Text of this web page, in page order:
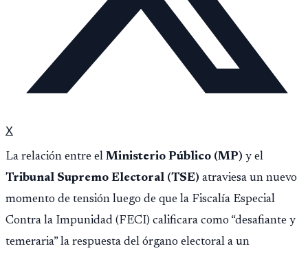
X
La relación entre el Ministerio Público (MP) y el
Tribunal Supremo Electoral (TSE) atraviesa un nuevo
momento de tensión luego de que la Fiscalía Especial
Contra la Impunidad (FECI) calificara como “desafiante y
temeraria” la respuesta del órgano electoral a un